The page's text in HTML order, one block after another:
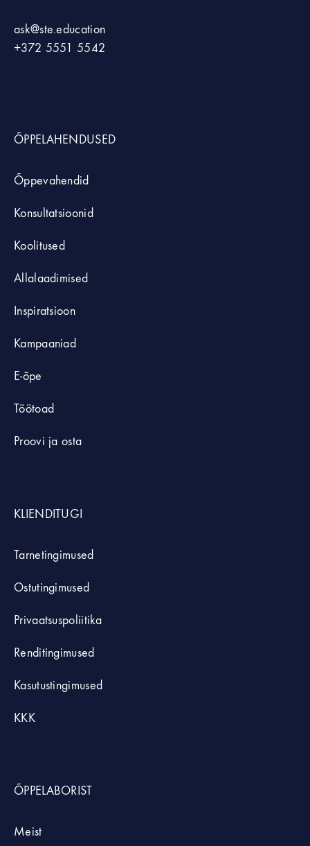
ask@ste.education
+372 5551 5542
ÕPPELAHENDUSED
Õppevahendid
Konsultatsioonid
Koolitused
Allalaadimised
Inspiratsioon
Kampaaniad
E-õpe
Töötoad
Proovi ja osta
KLIENDITUGI
Tarnetingimused
Ostutingimused
Privaatsuspoliitika
Renditingimused
Kasutustingimused
KKK
ÕPPELABORIST
Meist